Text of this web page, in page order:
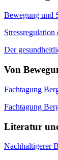
Bewegung und
Der
Von
Fachtagung
Fachtagung
Literatur
Nachhaltigerer